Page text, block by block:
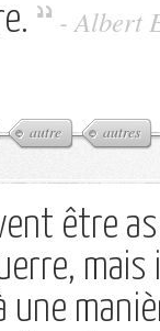
-Albert
autre autres
être
mais
une